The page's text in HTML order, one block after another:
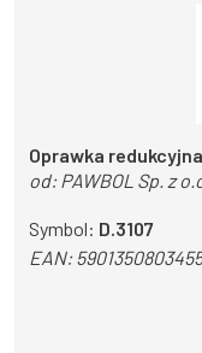
Oprawka redukcyjna
od: PAWBOL Sp. z
Symbol: D.3107
EAN:5901350803455